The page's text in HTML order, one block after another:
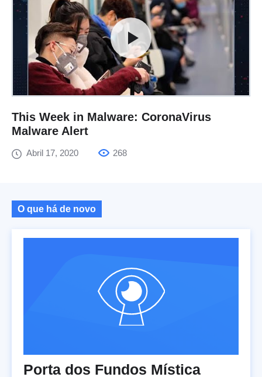
This Week in Malware: CoronaVirus
Malware Alert
Abril 17, 2020 268
O que há de novo
Porta dos Fundos Mística